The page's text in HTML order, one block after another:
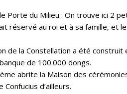
Porte du Milieu : On trouve ici 2
réservé au roi et à sa famille, et
de la Constellation a été construit
de 100.000 dongs.
abrite la Maison des
Confucius d’ailleurs.